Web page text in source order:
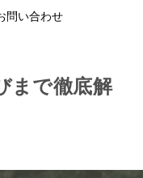
問い合わせ
まで徹底解